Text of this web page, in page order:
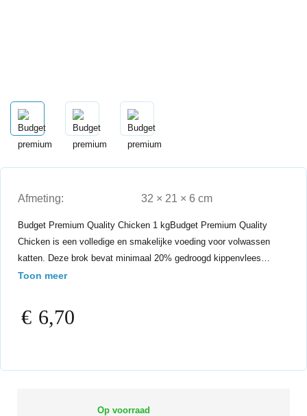
Afmeting: 32 × 21 × 6 cm
Budget Premium Quality Chicken 1 kgBudget Premium Quality
Chicken is een volledige en smakelijke voeding voor volwassen
katten. Deze brok bevat minimaal 20% gedroogd kippenvlees…
Toon meer
€ 6,70
Op voorraad